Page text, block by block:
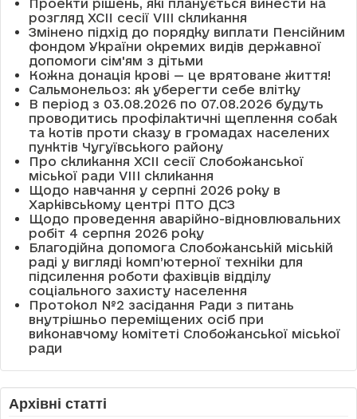
Проекти рішень, які планується винести на
розгляд XCII сесії VІІІ скликання
Змінено підхід до порядку виплати Пенсійним
фондом України окремих видів державної
допомоги сім'ям з дітьми
Кожна донація крові — це врятоване життя!
Сальмонельоз: як уберегти себе влітку
В період з 03.08.2026 по 07.08.2026 будуть
проводитись профілактичні щеплення собак
та котів проти сказу в громадах населених
пунктів Чугуївського району
Про скликання XCII сесії Слобожанської
міської ради VIII скликання
Щодо навчання у серпні 2026 року в
Харківському центрі ПТО ДСЗ
Щодо проведення аварійно-відновлювальних
робіт 4 серпня 2026 року
Благодійна допомога Слобожанській міській
раді у вигляді комп’ютерної техніки для
підсилення роботи фахівців відділу
соціального захисту населення
Протокол №2 засідання Ради з питань
внутрішньо переміщених осіб при
виконавчому комітеті Слобожанської міської
ради
Архівні статті